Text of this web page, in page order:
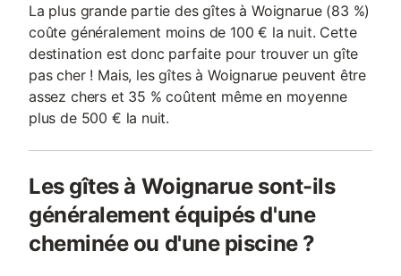
La plus grande partie des gîtes à Woignarue (83 %)
coûte généralement moins de 100 € la nuit. Cette
destination est donc parfaite pour trouver un gîte
pas cher ! Mais, les gîtes à Woignarue peuvent être
assez chers et 35 % coûtent même en moyenne
plus de 500 € la nuit.
Les gîtes à Woignarue sont-ils
généralement équipés d'une
cheminée ou d'une piscine ?